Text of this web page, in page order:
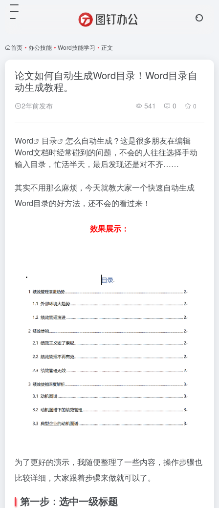
首页 • 办公技能 • Word技能学习 • 正文
论文如何自动生成Word目录！Word目录自
动生成教程。
2年前发布 541 0 0
Word 目录
怎么自动生成？这是很多朋友在编辑
Word文档时经常碰到的问题，不会的人往往选择手动
输入目录，忙活半天，最后发现还是对不齐……
其实不用那么麻烦，今天就教大家一个快速自动生成
Word目录的好方法，还不会的看过来！
效果展示：
为了更好的演示，我随便整理了一些内容，操作步骤也
比较详细，大家跟着步骤来做就可以了。
第一步：选中一级标题